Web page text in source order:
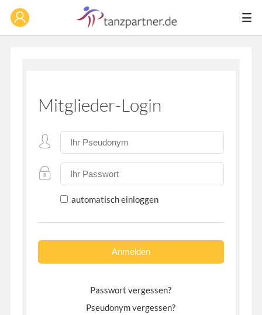
Mitglieder-Login
automatisch einloggen
Passwort vergessen?
Pseudonym vergessen?